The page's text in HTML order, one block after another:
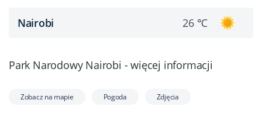
Nairobi 26 ℃
Park Narodowy Nairobi - więcej informacji
Zobacz na mapie Pogoda Zdjęcia